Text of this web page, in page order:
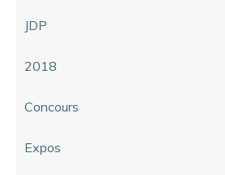
JDP
2018
Concours
Expos